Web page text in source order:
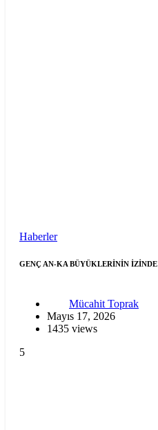
Haberler
GENÇ AN-KA BÜYÜKLERİNİN İZİNDE
Mücahit Toprak
Mayıs 17, 2026
1435 views
5